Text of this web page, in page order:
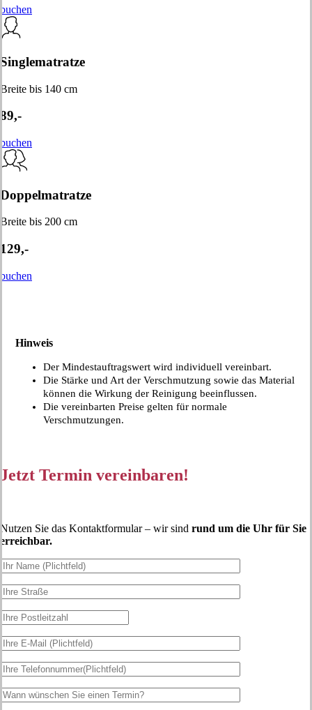
buchen
Singlematratze
Breite bis 140 cm
89,-
buchen
Doppelmatratze
Breite bis 200 cm
129,-
buchen
Hinweis
Der Mindestauftragswert wird individuell vereinbart.
Die Stärke und Art der Verschmutzung sowie das Material
können die Wirkung der Reinigung beeinflussen.
Die vereinbarten Preise gelten für normale
Verschmutzungen.
Jetzt Termin vereinbaren!
Nutzen Sie das Kontaktformular – wir sind rund um die Uhr für Sie
erreichbar.